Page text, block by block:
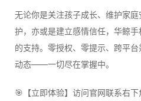
无论你是关注孩子成长、维护家
护，亦或是建立感情信任，华鲸
的支持。零授权、零提示、跨平
动态——一切尽在掌握中。
🎯【立即体验】访问官网联系右